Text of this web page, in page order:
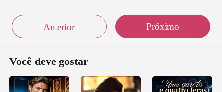
Anterior Próximo
Você deve gostar